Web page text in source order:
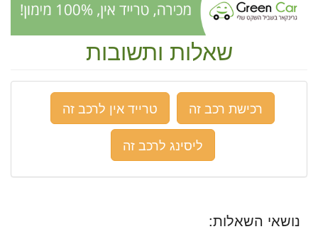
שאלות ותשובות
רכישת רכב זה
טרייד אין לרכב זה
ליסינג לרכב זה
נושאי השאלות: